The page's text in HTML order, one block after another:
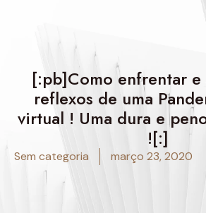
[:pb]Como enfrentar e
reflexos de uma
virtual ! Uma dura e
![:]
Sem categoria março 23, 2020